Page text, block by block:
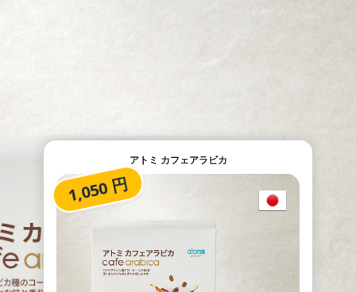
アトミ カフェアラビカ
1,050 円